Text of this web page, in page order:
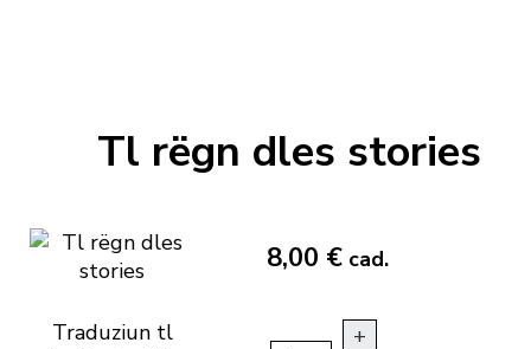
Tl rëgn dles stories
Traduziun tl
8,00 € cad.
+